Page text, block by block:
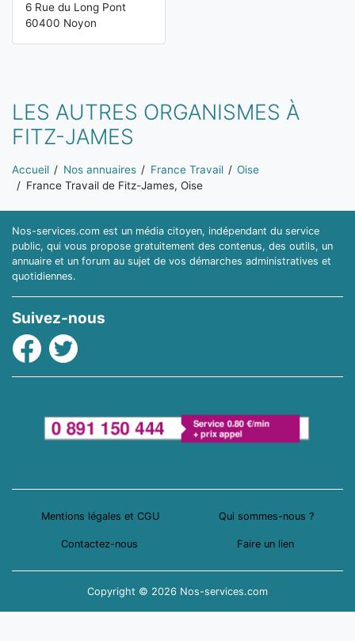
6 Rue du Long Pont
60400 Noyon
LES AUTRES ORGANISMES À
FITZ-JAMES
Vous êtes ici:
Accueil Nos annuaires France Travail
Oise
France Travail de Fitz-James, Oise
Nos-services.com est un média citoyen, indépendant du service
public, qui vous propose gratuitement des contenus, des outils, un
annuaire et un forum au sujet de vos démarches administratives et
quotidiennes.
Suivez-nous
Facebook
Twitter
Mentions légales et CGU Qui sommes-nous ?
Contactez-nous Faire un lien
Copyright © 2026 Nos-services.com